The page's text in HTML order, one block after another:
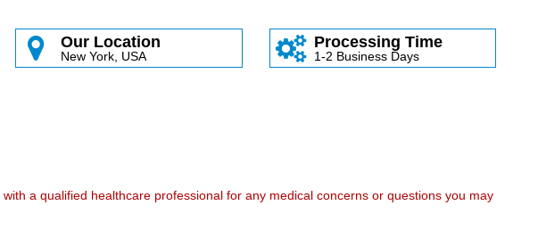
Our Location
New York, USA
Processing Time
1-2 Business Days
a qualified healthcare professional for any medical concerns or questions you may